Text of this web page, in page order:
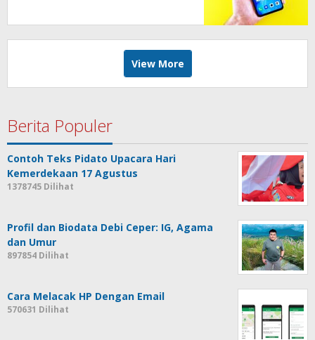
View More
Berita Populer
Contoh Teks Pidato Upacara Hari
Kemerdekaan 17 Agustus
1378745 Dilihat
Profil dan Biodata Debi Ceper: IG, Agama
dan Umur
897854 Dilihat
Cara Melacak HP Dengan Email
570631 Dilihat